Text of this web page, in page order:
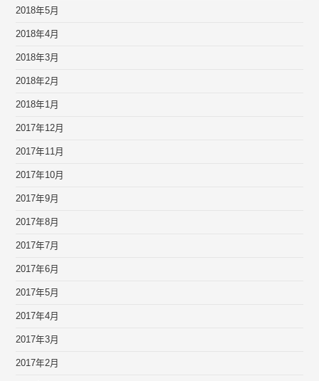
2018年5月
2018年4月
2018年3月
2018年2月
2018年1月
2017年12月
2017年11月
2017年10月
2017年9月
2017年8月
2017年7月
2017年6月
2017年5月
2017年4月
2017年3月
2017年2月